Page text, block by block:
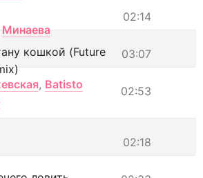
02:14
Минаева
03:07
кошкой (Future
, Batisto
02:53
02:18